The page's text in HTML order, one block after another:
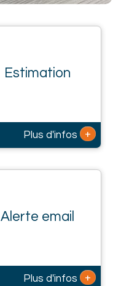
Estimation
Plus d'infos +
Alerte email
Plus d'infos +